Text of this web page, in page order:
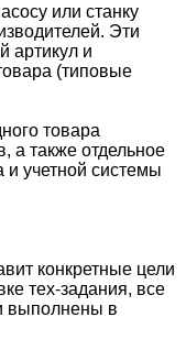
или станку
Эти
артикул и
(типовые
товара
а также отдельное
учетной системы
конкретные цели
тех-задания, все
выполнены в